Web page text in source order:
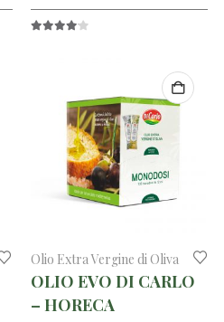
Olio Extra Vergine di Oliva
OLIO EVO DI CARLO
– HORECA